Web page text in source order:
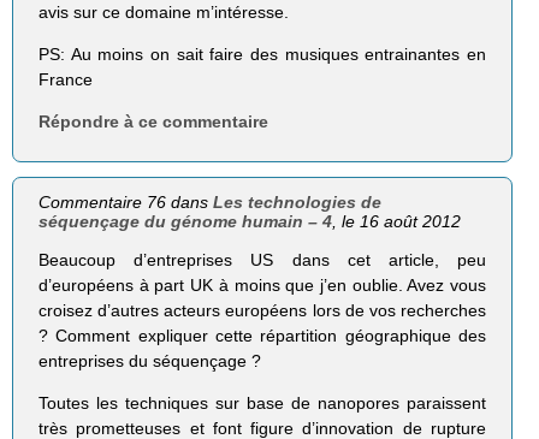
avis sur ce domaine m’intéresse.
PS: Au moins on sait faire des musiques entrainantes en
France
Répondre à ce commentaire
Commentaire 76 dansLes technologies de
séquençage du génome humain – 4 , le 16 août 2012
Beaucoup d’entreprises US dans cet article, peu
d’européens à part UK à moins que j’en oublie. Avez vous
croisez d’autres acteurs européens lors de vos recherches
? Comment expliquer cette répartition géographique des
entreprises du séquençage ?
Toutes les techniques sur base de nanopores paraissent
très prometteuses et font figure d’innovation de rupture